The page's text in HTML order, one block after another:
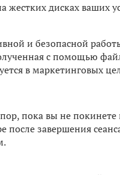
дисках ваших
и безопасной
с помощью
в маркетинговых
пока вы не покинете
после завершения